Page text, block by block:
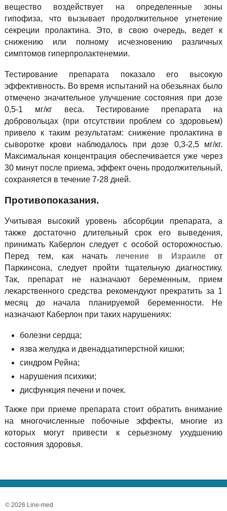
вещество воздействует на определенные зоны
гипофиза, что вызывает продолжительное угнетение
секреции пролактина. Это, в свою очередь, ведет к
снижению или полному исчезновению различных
симптомов гиперпролактенемии.
Тестирование препарата показало его высокую
эффективность. Во время испытаний на обезьянах было
отмечено значительное улучшение состояния при дозе
0,5-1 мг/кг веса. Тестирование препарата на
добровольцах (при отсутствии проблем со здоровьем)
привело к таким результатам: снижение пролактина в
сыворотке крови наблюдалось при дозе 0,3-2,5 мг/кг.
Максимальная концентрация обеспечивается уже через
30 минут после приема, эффект очень продолжительный,
сохраняется в течение 7-28 дней.
Противопоказания.
Учитывая высокий уровень абсорбции препарата, а
также достаточно длительный срок его выведения,
принимать Каберлон следует с особой осторожностью.
Перед тем, как начатьлечение в Израиле от
Паркинсона, следует пройти тщательную диагностику.
Так, препарат не назначают беременным, прием
лекарственного средства рекомендуют прекратить за 1
месяц до начала планируемой беременности. Не
назначают Каберлон при таких нарушениях:
болезни сердца;
язва желудка и двенадцатиперстной кишки;
синдром Рейна;
нарушения психики;
дисфункция печени и почек.
Также при приеме препарата стоит обратить внимание
на многочисленные побочные эффекты, многие из
которых могут привести к серьезному ухудшению
состояния здоровья.
© 2026 Line-med